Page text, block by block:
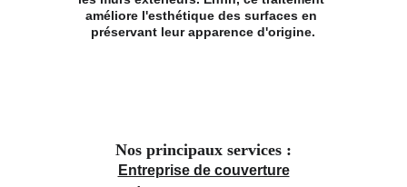
améliore l'esthétique des surfaces en
préservant leur apparence d'origine.
Nos principaux services :
Entreprise de couverture